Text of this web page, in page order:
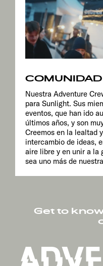
COMUNIDAD
Nuestra Adventure
para Sunlight. Sus
eventos, que han ido
últimos años, y son
Creemos en la lealtad
intercambio de ideas,
aire libre y en unir a la
sea uno más de
Get to